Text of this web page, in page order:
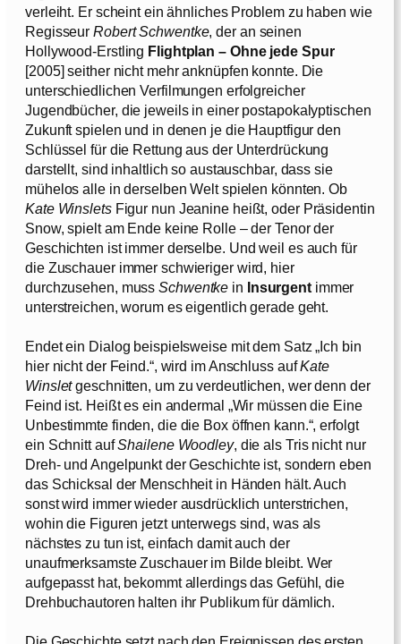
verleiht. Er scheint ein ähnliches Problem zu haben wie
RegisseurRobert Schwentke, der an seinen
Hollywood-Erstling Flightplan – Ohne jede Spur
[2005] seither nicht mehr anknüpfen konnte. Die
unterschiedlichen Verfilmungen erfolgreicher
Jugendbücher, die jeweils in einer postapokalyptischen
Zukunft spielen und in denen je die Hauptfigur den
Schlüssel für die Rettung aus der Unterdrückung
darstellt, sind inhaltlich so austauschbar, dass sie
mühelos alle in derselben Welt spielen könnten. Ob
Kate Winslets Figur nun Jeanine heißt, oder Präsidentin
Snow, spielt am Ende keine Rolle – der Tenor der
Geschichten ist immer derselbe. Und weil es auch für
die Zuschauer immer schwieriger wird, hier
durchzusehen, mussSchwentke in Insurgentimmer
unterstreichen, worum es eigentlich gerade geht.
Endet ein Dialog beispielsweise mit dem Satz „Ich bin
hier nicht der Feind.“, wird im Anschluss aufKate
Winsletgeschnitten, um zu verdeutlichen, wer denn der
Feind ist. Heißt es ein andermal „Wir müssen die Eine
Unbestimmte finden, die die Box öffnen kann.“, erfolgt
ein Schnitt aufShailene Woodley, die als Tris nicht nur
Dreh- und Angelpunkt der Geschichte ist, sondern eben
das Schicksal der Menschheit in Händen hält. Auch
sonst wird immer wieder ausdrücklich unterstrichen,
wohin die Figuren jetzt unterwegs sind, was als
nächstes zu tun ist, einfach damit auch der
unaufmerksamste Zuschauer im Bilde bleibt. Wer
aufgepasst hat, bekommt allerdings das Gefühl, die
Drehbuchautoren halten ihr Publikum für dämlich.